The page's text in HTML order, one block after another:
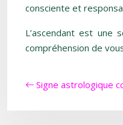
consciente et
L’ascendant est une
compréhension de
Signe astrologique